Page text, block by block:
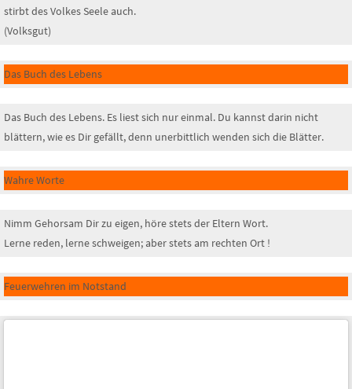
stirbt des Volkes Seele auch.
(Volksgut)
Das Buch des Lebens
Das Buch des Lebens. Es liest sich nur einmal. Du kannst darin nicht
blättern, wie es Dir gefällt, denn unerbittlich wenden sich die Blätter.
Wahre Worte
Nimm Gehorsam Dir zu eigen, höre stets der Eltern Wort.
Lerne reden, lerne schweigen; aber stets am rechten Ort !
Feuerwehren im Notstand